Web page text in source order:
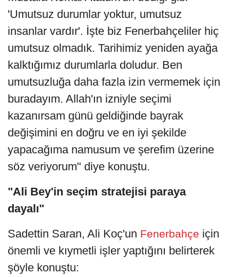
'Umutsuz durumlar yoktur, umutsuz
insanlar vardır'. İşte biz Fenerbahçeliler hiç
umutsuz olmadık. Tarihimiz yeniden ayağa
kalktığımız durumlarla doludur. Ben
umutsuzluğa daha fazla izin vermemek için
buradayım. Allah'ın izniyle seçimi
kazanırsam günü geldiğinde bayrak
değişimini en doğru ve en iyi şekilde
yapacağıma namusum ve şerefim üzerine
söz veriyorum" diye konuştu.
"Ali Bey'in seçim stratejisi paraya
dayalı"
Sadettin Saran, Ali Koç'un Fenerbahçe için
önemli ve kıymetli işler yaptığını belirterek
şöyle konuştu: